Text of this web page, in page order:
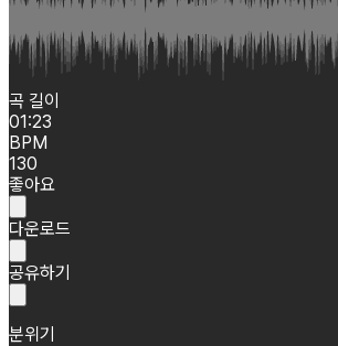
곡 길이
01:23
BPM
130
좋아요
다운로드
공유하기
분위기